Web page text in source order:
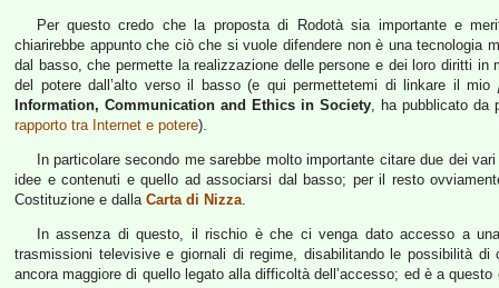
Per questo credo che la proposta di Rodotà sia importante e
chiarirebbe appunto che ciò che si vuole difendere non è una tecnologia
dal basso, che permette la realizzazione delle persone e dei loro diritti
del potere dall’alto verso il basso (e qui permettetemi di linkare il mio
Information, Communication and Ethics in Society, ha pubblicato da
rapporto tra Internet e potere).
In particolare secondo me sarebbe molto importante citare due dei
idee e contenuti e quello ad associarsi dal basso; per il resto
Costituzione e dalla Carta di Nizza.
In assenza di questo, il rischio è che ci venga dato accesso a
trasmissioni televisive e giornali di regime, disabilitando le possibilità
ancora maggiore di quello legato alla difficoltà dell’accesso; ed è a